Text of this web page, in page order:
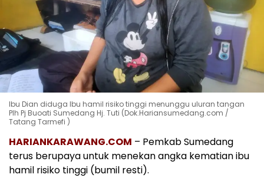
Ibu Dian diduga Ibu hamil risiko tinggi menunggu uluran tangan
Plh Pj Buoati Sumedang Hj. Tuti (Dok.Hariansumedang.com /
Tatang Tarmefi )
HARIANKARAWANG.COM – Pemkab Sumedang
terus berupaya untuk menekan angka kematian ibu
hamil risiko tinggi (bumil resti).